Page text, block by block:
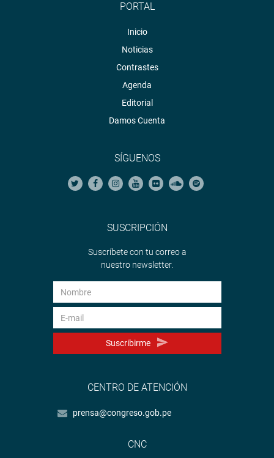
PORTAL
Inicio
Noticias
Contrastes
Agenda
Editorial
Damos Cuenta
SÍGUENOS
SUSCRIPCIÓN
Suscríbete con tu correo a
nuestro newsletter.
Suscribirme
CENTRO DE ATENCIÓN
prensa@congreso.gob.pe
CNC